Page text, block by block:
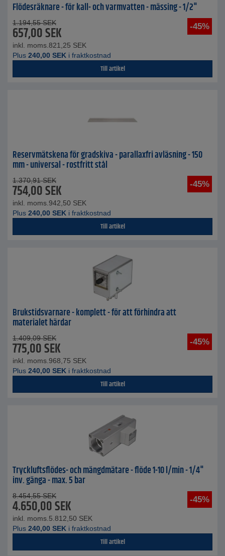
Flödesräknare - för kall- och varmvatten - mässing - 1/2"
-45%
1.194,55 SEK
657,00SEK
inkl. moms. 821,25 SEK
Plus 240,00 SEK i fraktkostnad
Till artikel
Reservmätskena för gradskiva - parallaxfri avläsning - 150
mm - universal - rostfritt stål
-45%
1.370,91 SEK
754,00SEK
inkl. moms. 942,50 SEK
Plus 240,00 SEK i fraktkostnad
Till artikel
Brukstidsvarnare - komplett - för att förhindra att
materialet härdar
-45%
1.409,09 SEK
775,00SEK
inkl. moms. 968,75 SEK
Plus 240,00 SEK i fraktkostnad
Till artikel
Tryckluftsflödes- och mängdmätare - flöde 1-10 l/min - 1/4"
inv. gänga - max. 5 bar
-45%
8.454,55 SEK
4.650,00SEK
inkl. moms. 5.812,50 SEK
Plus 240,00 SEK i fraktkostnad
Till artikel